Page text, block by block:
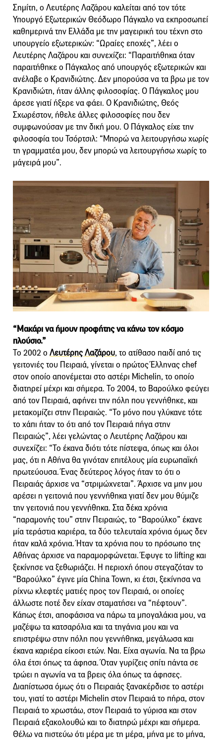
Σημίτη, ο Λευτέρης Λαζάρου καλείται από τον τότε
Υπουργό Εξωτερικών Θεόδωρο Πάγκαλο να εκπροσωπεί
καθημερινά την Ελλάδα με την μαγειρική του τέχνη στο
υπουργείο εξωτερικών: “Ωραίες εποχές”, λέει ο
Λευτέρης Λαζάρου και συνεχίζει: “Παραιτήθηκα όταν
παραιτήθηκε ο Πάγκαλος από υπουργός εξωτερικών και
ανέλαβε ο Κρανιδιώτης. Δεν μπορούσα να τα βρω με τον
Κρανιδιώτη, ήταν άλλης φιλοσοφίας. Ο Πάγκαλος μου
άρεσε γιατί ήξερε να φάει. Ο Κρανιδιώτης, Θεός
Σχωρέστον, ήθελε άλλες φιλοσοφίες που δεν
συμφωνούσαν με την δική μου. Ο Πάγκαλος είχε την
φιλοσοφία του Τσόρτσιλ: “Μπορώ να λειτουργήσω χωρίς
τη γραμματέα μου, δεν μπορώ να λειτουργήσω χωρίς το
μάγειρά μου”.
“Μακάρι να ήμουν προφήτης να κάνω τον κόσμο
πλούσιο.”
Το 2002 ο Λευτέρης Λαζάρου, το ατίθασο παιδί από τις
γειτονιές του Πειραιά, γίνεται ο πρώτος Έλληνας chef
στον οποίο απονέμεται στο αστέρι Michelin, το οποίο
διατηρεί μέχρι και σήμερα. Το 2004, το Βαρούλκο φεύγει
από τον Πειραιά, αφήνει την πόλη που γεννήθηκε, και
μετακομίζει στην Πειραιώς. “Το μόνο που γλύκανε τότε
το χάπι ήταν το ότι από τον Πειραιά πήγα στην
Πειραιώς”, λέει γελώντας ο Λευτέρης Λαζάρου και
συνεχίζει: “Το έκανα διότι τότε πίστεψα, όπως και όλοι
μας, ότι η Αθήνα θα γινόταν επιτέλους μία ευρωπαϊκή
πρωτεύουσα. Ένας δεύτερος λόγος ήταν το ότι ο
Πειραιάς άρχισε να “στριμώχνεται”. Άρχισε να μην μου
αρέσει η γειτονιά που γεννήθηκα γιατί δεν μου θύμιζε
την γειτονιά που γεννήθηκα. Στα δέκα χρόνια
“παραμονής του” στην Πειραιώς, το “Βαρούλκο” έκανε
μία τεράστια καριέρα, τα δύο τελευταία χρόνια όμως δεν
ήταν καλά χρόνια. Ήταν τα χρόνια που το πρόσωπο της
Αθήνας άρχισε να παραμορφώνεται. Έφυγε το lifting και
ξεκίνησε να ξεθωριάζει. Η περιοχή όπου στεγαζόταν το
“Βαρούλκο” έγινε μία China Town, κι έτσι, ξεκίνησα να
ρίχνω κλεφτές ματιές προς τον Πειραιά, οι οποίες
άλλωστε ποτέ δεν είχαν σταματήσει να “πέφτουν”.
Κάπως έτσι, αποφάσισα να πάρω τα μπογαλάκια μου, να
μαζέψω τα κατσαρόλια και τα τηγάνια μου και να
επιστρέψω στην πόλη που γεννήθηκα, μεγάλωσα και
έκανα καριέρα είκοσι ετών. Ναι. Είχα αγωνία. Να τα βρω
όλα έτσι όπως τα άφησα. Όταν γυρίζεις σπίτι πάντα σε
τρώει η αγωνία να τα βρεις όλα όπως τα άφησες.
Διαπίστωσα όμως ότι ο Πειραιάς ξανακέρδισε το αστέρι
του, γιατί το αστέρι Michelin στον Πειραιά το πήρα, στον
Πειραιά το χρωστάω, στον Πειραιά το γύρισα και στον
Πειραιά εξακολουθώ και το διατηρώ μέχρι και σήμερα.
Θέλω να πιστεύω ότι μέρα με τη μέρα, μήνα με το μήνα,